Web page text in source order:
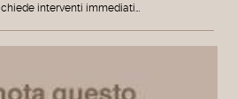
interventi immediati…